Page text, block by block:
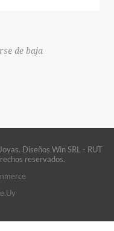
de baja
Diseños Win SRL - RUT
reservados.